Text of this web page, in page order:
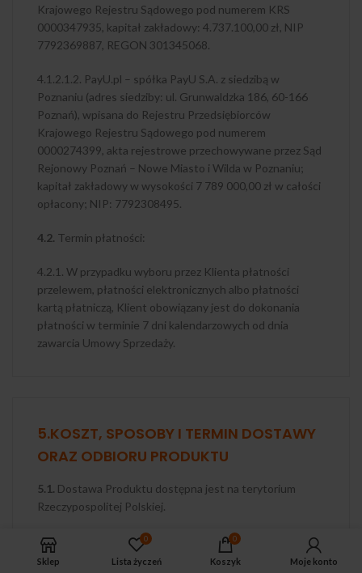
Krajowego Rejestru Sądowego pod numerem KRS
0000347935, kapitał zakładowy: 4.737.100,00 zł, NIP
7792369887, REGON 301345068.
4.1.2.1.2. PayU.pl – spółka PayU S.A. z siedzibą w
Poznaniu (adres siedziby: ul. Grunwaldzka 186, 60-166
Poznań), wpisana do Rejestru Przedsiębiorców
Krajowego Rejestru Sądowego pod numerem
0000274399, akta rejestrowe przechowywane przez Sąd
Rejonowy Poznań – Nowe Miasto i Wilda w Poznaniu;
kapitał zakładowy w wysokości 7 789 000,00 zł w całości
opłacony; NIP: 7792308495.
4.2. Termin płatności:
4.2.1. W przypadku wyboru przez Klienta płatności
przelewem, płatności elektronicznych albo płatności
kartą płatniczą, Klient obowiązany jest do dokonania
płatności w terminie 7 dni kalendarzowych od dnia
zawarcia Umowy Sprzedaży.
5.KOSZT, SPOSOBY I TERMIN DOSTAWY
ORAZ ODBIORU PRODUKTU
5.1. Dostawa Produktu dostępna jest na terytorium
Rzeczypospolitej Polskiej.
5.2.Dostawa Produktu do Klienta jest odpłatna, chyba
że Umowa Sprzedaży stanowi inaczej. Koszty dostawy
Sklep
0
Lista życzeń
0
Koszyk Moje konto